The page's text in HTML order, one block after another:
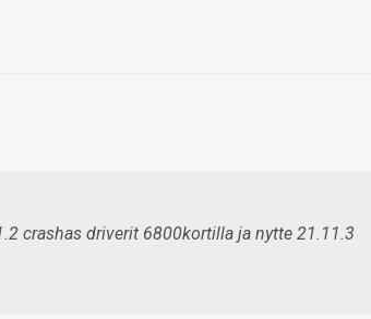
crashas driverit 6800kortilla ja nytte 21.11.3